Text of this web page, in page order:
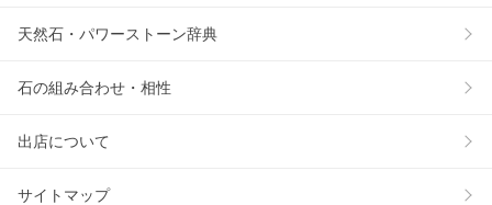
天然石・パワーストーン辞典
石の組み合わせ・相性
出店について
サイトマップ